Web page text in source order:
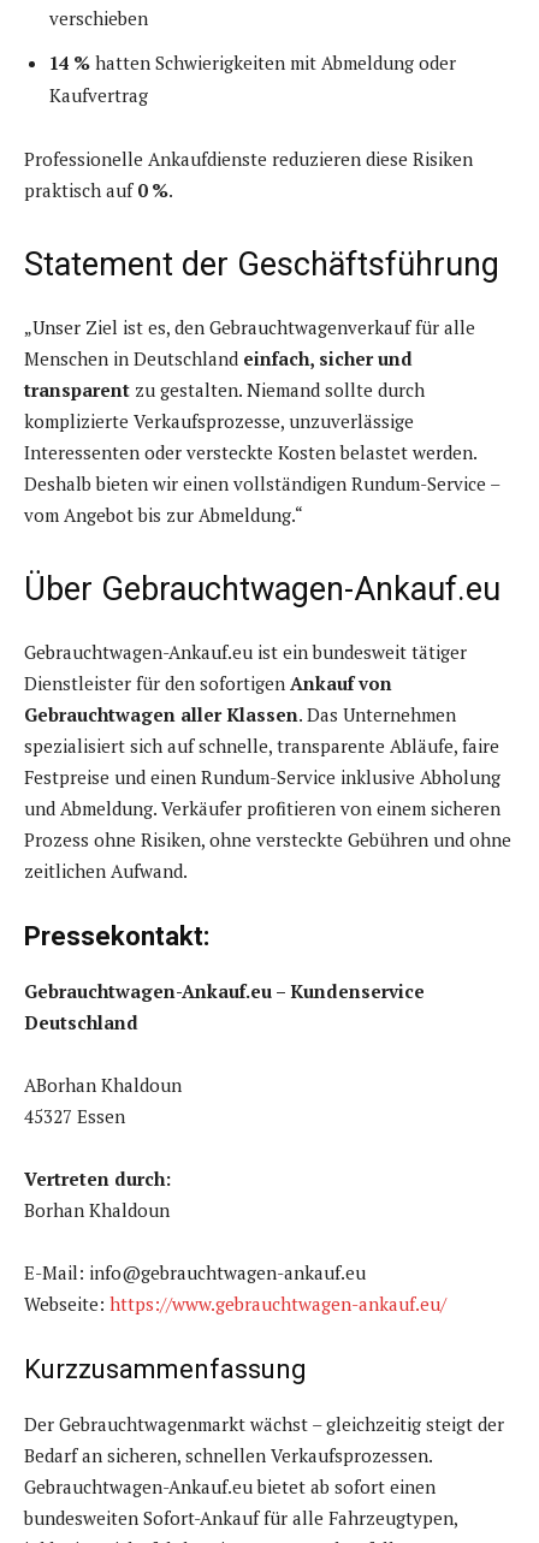
verschieben
14 % hatten Schwierigkeiten mit Abmeldung oder
Kaufvertrag
Professionelle Ankaufdienste reduzieren diese Risiken
praktisch auf 0 %.
Statement der Geschäftsführung
„Unser Ziel ist es, den Gebrauchtwagenverkauf für alle
Menschen in Deutschland einfach, sicher und
transparent zu gestalten. Niemand sollte durch
komplizierte Verkaufsprozesse, unzuverlässige
Interessenten oder versteckte Kosten belastet werden.
Deshalb bieten wir einen vollständigen Rundum-Service –
vom Angebot bis zur Abmeldung.“
Über Gebrauchtwagen-Ankauf.eu
Gebrauchtwagen-Ankauf.eu ist ein bundesweit tätiger
Dienstleister für den sofortigen Ankauf von
Gebrauchtwagen aller Klassen. Das Unternehmen
spezialisiert sich auf schnelle, transparente Abläufe, faire
Festpreise und einen Rundum-Service inklusive Abholung
und Abmeldung. Verkäufer profitieren von einem sicheren
Prozess ohne Risiken, ohne versteckte Gebühren und ohne
zeitlichen Aufwand.
Pressekontakt:
Gebrauchtwagen-Ankauf.eu – Kundenservice
Deutschland
ABorhan Khaldoun
45327 Essen
Vertreten durch:
Borhan Khaldoun
E-Mail: info@gebrauchtwagen-ankauf.eu
Webseite: https://www.gebrauchtwagen-ankauf.eu/
Kurzzusammenfassung
Der Gebrauchtwagenmarkt wächst – gleichzeitig steigt der
Bedarf an sicheren, schnellen Verkaufsprozessen.
Gebrauchtwagen-Ankauf.eu bietet ab sofort einen
bundesweiten Sofort-Ankauf für alle Fahrzeugtypen,